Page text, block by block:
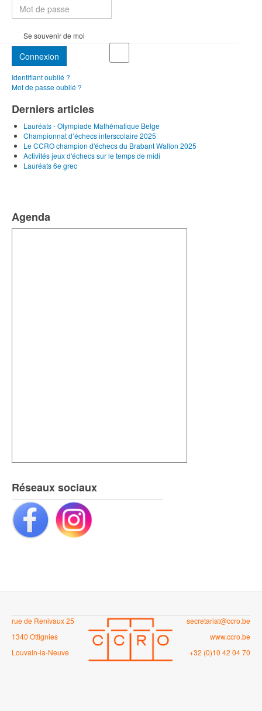
Se souvenir de moi
Connexion
Identifiant oublié ?
Mot de passe oublié ?
Derniers articles
Lauréats - Olympiade Mathématique Belge
Championnat d’échecs interscolaire 2025
Le CCRO champion d'échecs du Brabant Wallon 2025
Activités jeux d'échecs sur le temps de midi
Lauréats 6e grec
Agenda
Réseaux sociaux
rue de Renivaux 25
1340 Ottignies
Louvain-la-Neuve
secretariat@ccro.be
www.ccro.be
+32 (0)10 42 04 70